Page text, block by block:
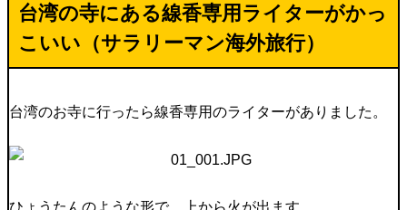
台湾の寺にある線香専用ライターがかっ
こいい（サラリーマン海外旅行）
台湾のお寺に行ったら線香専用のライターがありました。
ひょうたんのような形で、上から火が出ます。